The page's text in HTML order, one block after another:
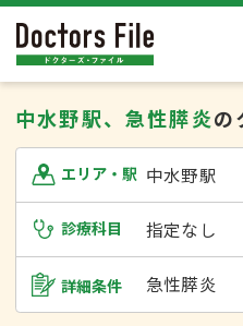
中水野駅、急性膵炎の
エリア・駅 中水野駅
診療科目 指定なし
詳細条件 急性膵炎